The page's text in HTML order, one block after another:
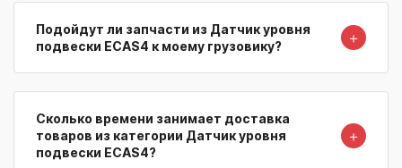
Подойдут ли запчасти из Датчик уровня
подвески ECAS4 к моему грузовику?
＋
Сколько времени занимает доставка
товаров из категории Датчик уровня
подвески ECAS4?
＋